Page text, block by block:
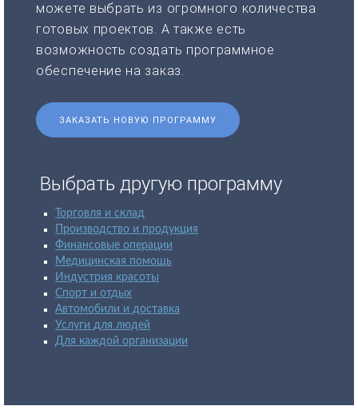
можете выбрать из огромного количества
готовых проектов. А также есть
возможность создать программное
обеспечение на заказ.
ЗАКАЗАТЬ НОВУЮ ПРОГРАММУ
Выбрать другую программу
Торговля и склад
Производство и продукция
Финансовые операции
Медицинская помощь
Индустрия красоты
Спорт и отдых
Автомобили и доставка
Услуги для людей
Для каждой организации